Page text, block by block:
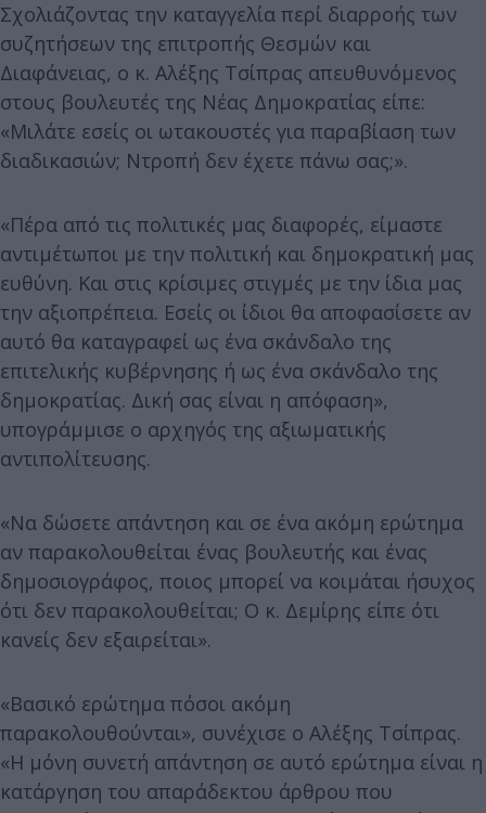
Σχολιάζοντας την καταγγελία περί διαρροής των
συζητήσεων της επιτροπής Θεσμών και
Διαφάνειας, ο κ. Αλέξης Τσίπρας απευθυνόμενος
στους βουλευτές της Νέας Δημοκρατίας είπε:
«Μιλάτε εσείς οι ωτακουστές για παραβίαση των
διαδικασιών; Ντροπή δεν έχετε πάνω σας;».
«Πέρα από τις πολιτικές μας διαφορές, είμαστε
αντιμέτωποι με την πολιτική και δημοκρατική μας
ευθύνη. Και στις κρίσιμες στιγμές με την ίδια μας
την αξιοπρέπεια. Εσείς οι ίδιοι θα αποφασίσετε αν
αυτό θα καταγραφεί ως ένα σκάνδαλο της
επιτελικής κυβέρνησης ή ως ένα σκάνδαλο της
δημοκρατίας. Δική σας είναι η απόφαση»,
υπογράμμισε ο αρχηγός της αξιωματικής
αντιπολίτευσης.
«Να δώσετε απάντηση και σε ένα ακόμη ερώτημα
αν παρακολουθείται ένας βουλευτής και ένας
δημοσιογράφος, ποιος μπορεί να κοιμάται ήσυχος
ότι δεν παρακολουθείται; Ο κ. Δεμίρης είπε ότι
κανείς δεν εξαιρείται».
«Βασικό ερώτημα πόσοι ακόμη
παρακολουθούνται», συνέχισε ο Αλέξης Τσίπρας.
«Η μόνη συνετή απάντηση σε αυτό ερώτημα είναι η
κατάργηση του απαράδεκτου άρθρου που